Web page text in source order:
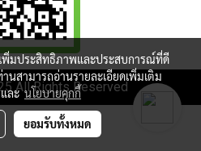
All Rights Reserved
พิ่มประสิทธิภาพและประสบการณ์ที่ดี
นสามารถอ่านรายละเอียดเพิ่มเติม
ละนโยบายคุกกี้
ยอมรับทั้งหมด